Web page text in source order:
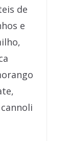
de
e